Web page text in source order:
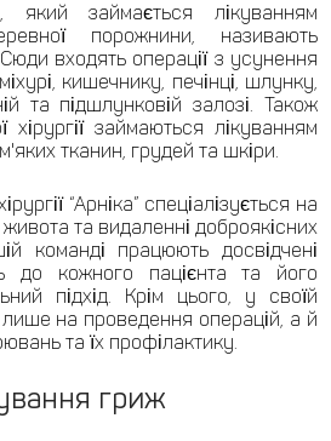
який займається лікуванням
порожнини, називають
входять операції з усунення
кишечнику, печінці, шлунку,
та підшлунковій залозі. Також
хірургії займаються лікуванням
тканин, грудей та шкіри.
“Арніка” спеціалізується на
та видаленні доброякісних
команді працюють досвідчені
до кожного пацієнта та його
підхід. Крім цього, у своїй
лише на проведення операцій, а й
та їх профілактику.
гриж